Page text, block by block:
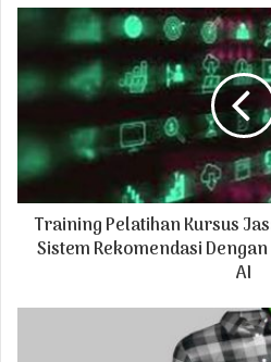
a
s
Training Pelatihan Kursus
Sistem Rekomendasi
AI